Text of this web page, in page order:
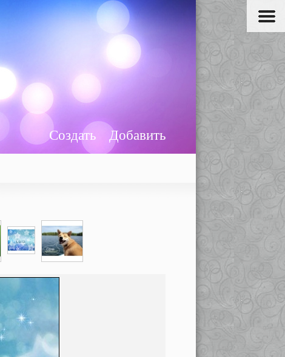
Добавить
Создать